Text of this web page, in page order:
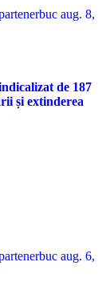
aug. 8,
de 187
și extinderea
aug. 6,